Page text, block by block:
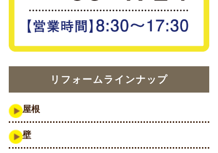
リフォームラインナップ
屋根
壁